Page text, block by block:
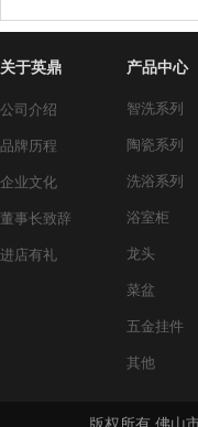
关于英鼎
公司介绍
品牌历程
企业文化
董事长致辞
进店有礼
产品中心
智洗系列
陶瓷系列
洗浴系列
浴室柜
龙头
菜盆
五金挂件
其他